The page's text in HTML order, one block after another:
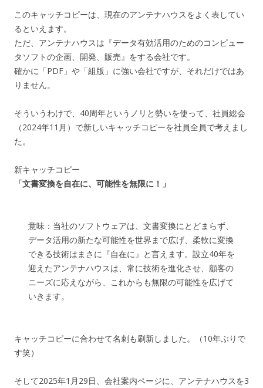
このキャッチコピーは、現在のアンテナハウスをよく表してい
るといえます。
ただ、アンテナハウスは『データ有効活用のためのコンピュー
タソフトの企画、開発、販売』をする会社です。
確かに「PDF」や「組版」に強い会社ですが、それだけではあ
りません。
そういうわけで、40周年というノリと勢いを使って、社員総会
（2024年11月）で新しいキャッチコピーを社員全員で考えまし
た。
新キャッチコピー
「文書変換を自在に、可能性を無限に！」
意味：当社のソフトウェアは、文書変換にとどまらず、
データ活用の新たな可能性を世界まで広げ、柔軟に変換
できる技術はまさに『自在に』と言えます。設立40年を
迎えたアンテナハウスは、常に技術を進化させ、顧客の
ニーズに応えながら、これからも無限の可能性を広げて
いきます。
キャッチコピーに合わせて名刺も刷新しました。（10年ぶりで
す笑）
そして2025年1月29日、会社案内ページに、アンテナハウスを3